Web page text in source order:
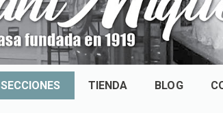
SECCIONES TIENDA BLOG